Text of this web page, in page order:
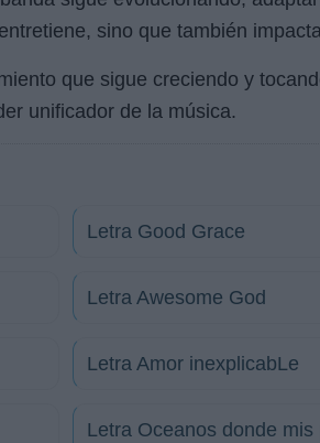
sino que también
que sigue creciendo y
unificador de la música.
Letra Good Grace
Letra Awesome God
Letra Amor inexplicabLe
Letra Oceanos donde